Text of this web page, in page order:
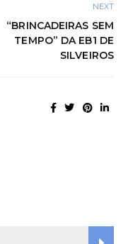
NEXT
“BRINCADEIRAS SEM
TEMPO” DA EB1 DE
SILVEIROS